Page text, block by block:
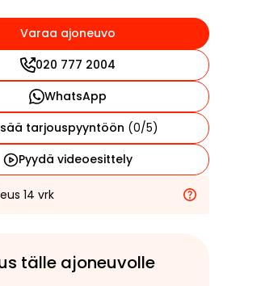
Varaa ajoneuvo
020 777 2004
WhatsApp
tarjouspyyntöön (0/5)
Pyydä videoesittely
14 vrk
tälle ajoneuvolle